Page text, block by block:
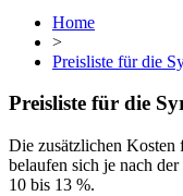
Home
>
Preisliste für die
Preisliste für die
Die zusätzlichen Kosten
belaufen sich je nach
10 bis 13 %.